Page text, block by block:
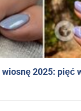
2025: pięć